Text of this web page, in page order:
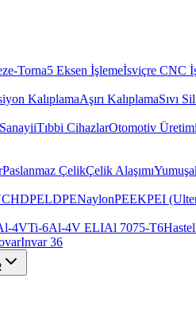
Torna5 Eksen İşlemeİsviçre CNC
KalıplamaAşırı KalıplamaSıvı
Tıbbi CihazlarOtomotiv Üretimi
Paslanmaz ÇelikÇelik Alaşımı
HDPELDPENaylonPEEKPEI
4VTi-6Al-4V ELIAl 7075-T6
Invar 36